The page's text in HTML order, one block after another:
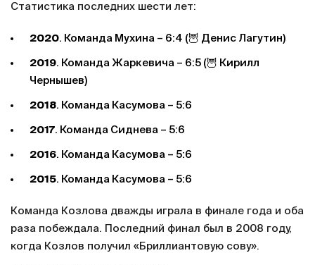
Статистика последних шести лет:
2020. Команда Мухина – 6:4 (🦉 Денис Лагутин)
2019. Команда Жаркевича – 6:5 (🦉 Кирилл
Чернышев)
2018. Команда Касумова – 5:6
2017. Команда Сиднева – 5:6
2016. Команда Касумова – 5:6
2015. Команда Касумова – 5:6
Команда Козлова дважды играла в финале года и оба
раза побеждала. Последний финал был в 2008 году,
когда Козлов получил «Бриллиантовую сову».